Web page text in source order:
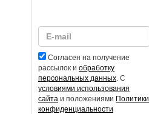
Согласен на получение
рассылок и обработку
персональных данных. С
условиями использования
сайта и положениями Политики
конфиденциальности